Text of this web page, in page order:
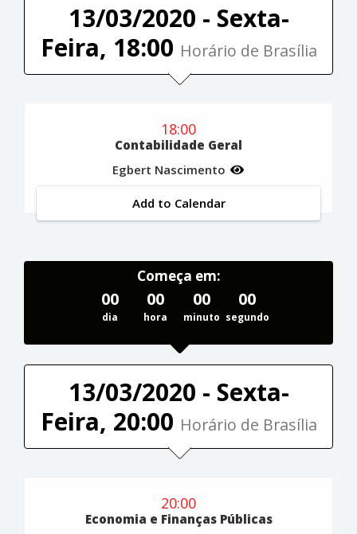
13/03/2020 - Sexta-
Feira, 18:00 Horário de Brasília
18:00
Contabilidade Geral
Egbert Nascimento
Add to Calendar
Começa em:
00
dia
00
hora
00
minuto
00
segundo
13/03/2020 - Sexta-
Feira, 20:00 Horário de Brasília
20:00
Economia e Finanças Públicas